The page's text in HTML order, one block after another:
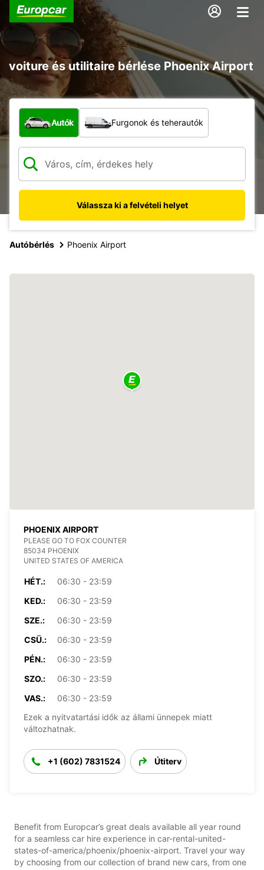
voiture és utilitaire bérlése Phoenix Airport
Milyen típusú jármű?
Autók Furgonok és teherautók
Válassza ki a felvételi helyet
Autóbérlés Phoenix Airport
PHOENIX AIRPORT
PLEASE GO TO FOX COUNTER
85034 PHOENIX
UNITED STATES OF AMERICA
HÉT.:
06:30 - 23:59
KED.:
06:30 - 23:59
SZE.:
06:30 - 23:59
CSÜ.:
06:30 - 23:59
PÉN.:
06:30 - 23:59
SZO.:
06:30 - 23:59
VAS.:
06:30 - 23:59
Ezek a nyitvatartási idők az állami ünnepek miatt
változhatnak.
+1 (602) 7831524 Útiterv
Benefit from Europcar’s great deals available all year round
for a seamless car hire experience in car-rental-united-
states-of-america/phoenix/phoenix-airport. Travel your way
by choosing from our collection of brand new cars, from one